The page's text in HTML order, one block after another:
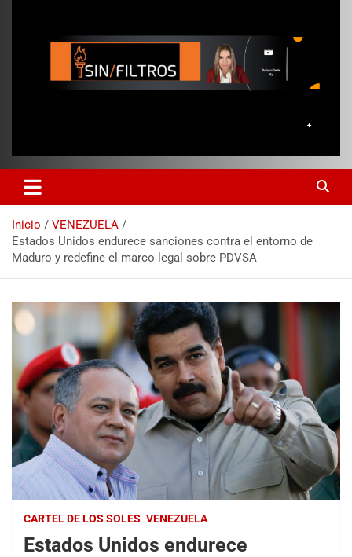
Inicio
VENEZUELA
Estados Unidos endurece sanciones contra el entorno de
Maduro y redefine el marco legal sobre PDVSA
CARTEL DE LOS SOLES VENEZUELA
Estados Unidos endurece